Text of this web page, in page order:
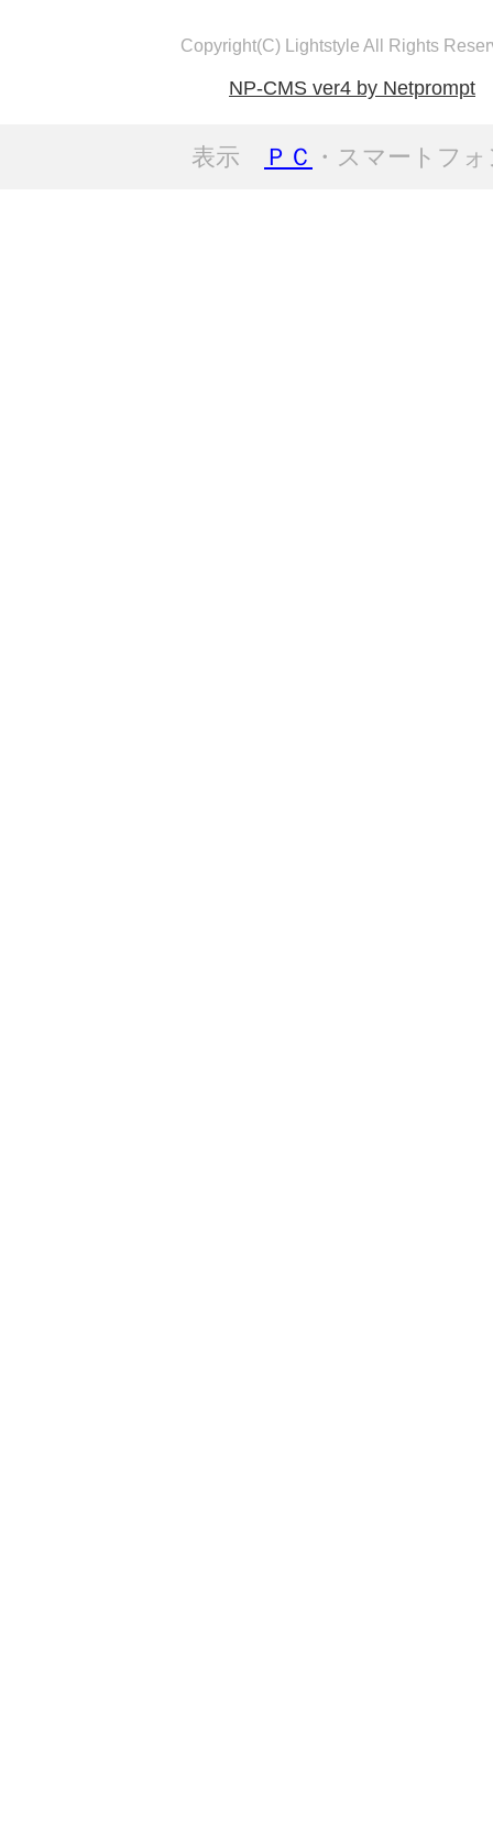
Copyright(C) Lightstyle All Rights
NP-CMS ver4 by Netprompt
表示 ＰＣ ・スマートフ